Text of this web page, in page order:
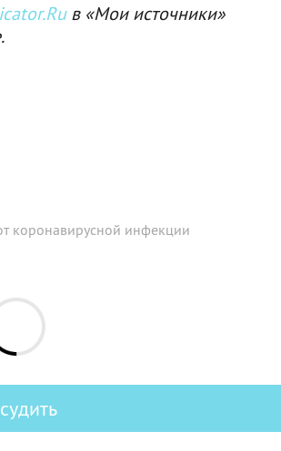
в «Мои источники»
коронавирусной инфекции